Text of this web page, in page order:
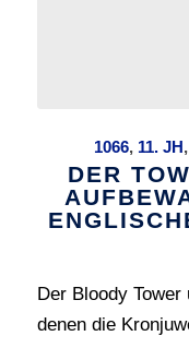
1066, 11. JH,
DER
Der Bloody
denen die